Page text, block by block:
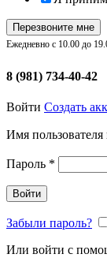
Перезвоните мне
Ежедневно с 10.00 до
8 (981) 734-40-42
Войти Создать
Имя
Пароль *
Войти
Забыли пароль?
Или войти с